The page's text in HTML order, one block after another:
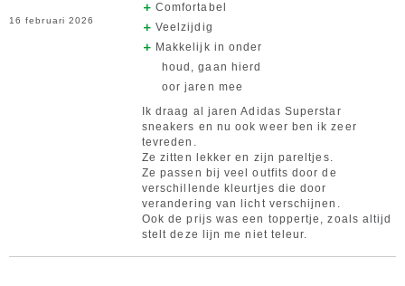
16 februari 2026
Comfortabel
Veelzijdig
Makkelijk in onder
houd, gaan hierd
oor jaren mee
Ik draag al jaren Adidas Superstar
sneakers en nu ook weer ben ik zeer
tevreden.
Ze zitten lekker en zijn pareltjes.
Ze passen bij veel outfits door de
verschillende kleurtjes die door
verandering van licht verschijnen.
Ook de prijs was een toppertje, zoals altijd
stelt deze lijn me niet teleur.